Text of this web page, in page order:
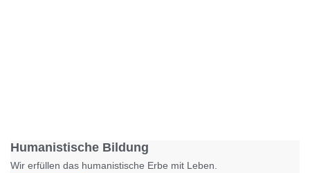
Humanistische Bildung
Wir erfüllen das humanistische Erbe mit Leben.